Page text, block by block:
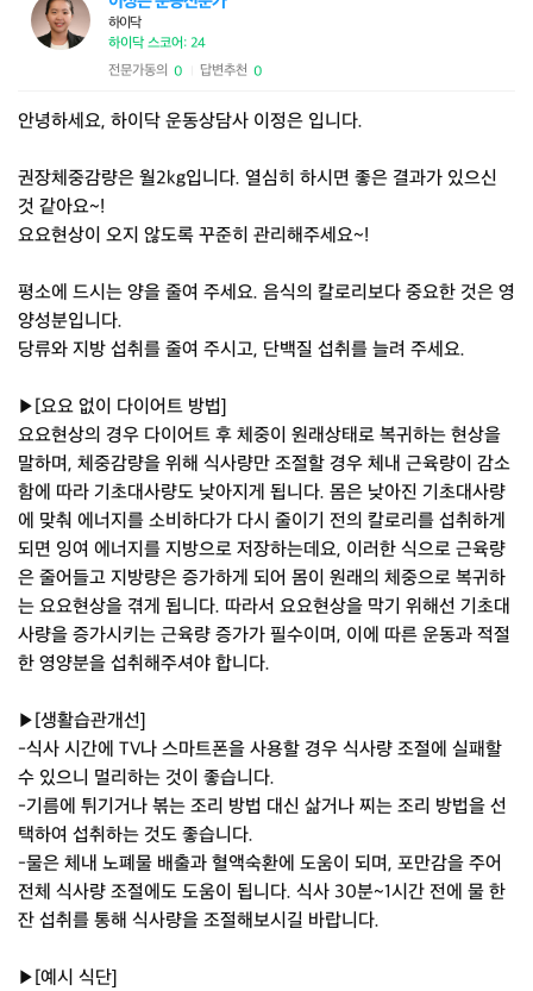
하이닥
하이닥 스코어: 24
전문가동의 0 답변추천 0
안녕하세요, 하이닥 운동상담사 이정은 입니다.
권장체중감량은 월2kg입니다. 열심히 하시면 좋은 결과가 있으신
것 같아요~!
요요현상이 오지 않도록 꾸준히 관리해주세요~!
평소에 드시는 양을 줄여 주세요. 음식의 칼로리보다 중요한 것은 영
양성분입니다.
당류와 지방 섭취를 줄여 주시고, 단백질 섭취를 늘려 주세요.
▶[요요 없이 다이어트 방법]
요요현상의 경우 다이어트 후 체중이 원래상태로 복귀하는 현상을
말하며, 체중감량을 위해 식사량만 조절할 경우 체내 근육량이 감소
함에 따라 기초대사량도 낮아지게 됩니다. 몸은 낮아진 기초대사량
에 맞춰 에너지를 소비하다가 다시 줄이기 전의 칼로리를 섭취하게
되면 잉여 에너지를 지방으로 저장하는데요, 이러한 식으로 근육량
은 줄어들고 지방량은 증가하게 되어 몸이 원래의 체중으로 복귀하
는 요요현상을 겪게 됩니다. 따라서 요요현상을 막기 위해선 기초대
사량을 증가시키는 근육량 증가가 필수이며, 이에 따른 운동과 적절
한 영양분을 섭취해주셔야 합니다.
▶[생활습관개선]
-식사 시간에 TV나 스마트폰을 사용할 경우 식사량 조절에 실패할
수 있으니 멀리하는 것이 좋습니다.
-기름에 튀기거나 볶는 조리 방법 대신 삶거나 찌는 조리 방법을 선
택하여 섭취하는 것도 좋습니다.
-물은 체내 노폐물 배출과 혈액숙환에 도움이 되며, 포만감을 주어
전체 식사량 조절에도 도움이 됩니다. 식사 30분~1시간 전에 물 한
잔 섭취를 통해 식사량을 조절해보시길 바랍니다.
▶[예시 식단]